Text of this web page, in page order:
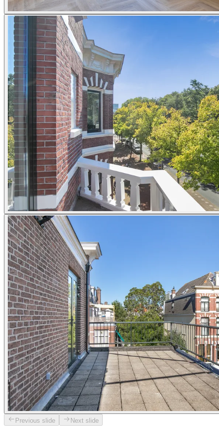
Previous slide Next slide